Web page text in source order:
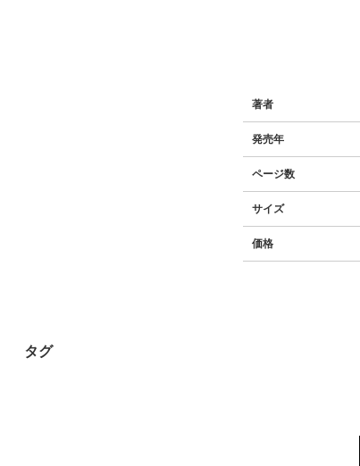
著者
発売年
ページ数
サイズ
価格
タグ